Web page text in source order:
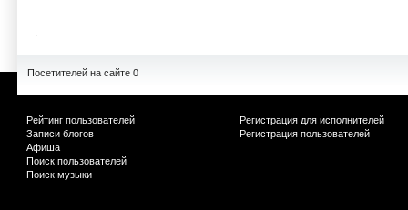
Посетителей на сайте 0
Рейтинг пользователей
Записи блогов
Афиша
Поиск пользователей
Поиск музыки
Регистрация для исполнителей
Регистрация пользователей